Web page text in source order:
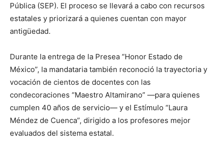
Pública (SEP). El proceso se llevará a cabo con recursos
estatales y priorizará a quienes cuentan con mayor
antigüedad.
Durante la entrega de la Presea “Honor Estado de
México”, la mandataria también reconoció la trayectoria y
vocación de cientos de docentes con las
condecoraciones “Maestro Altamirano” —para quienes
cumplen 40 años de servicio— y el Estímulo “Laura
Méndez de Cuenca”, dirigido a los profesores mejor
evaluados del sistema estatal.